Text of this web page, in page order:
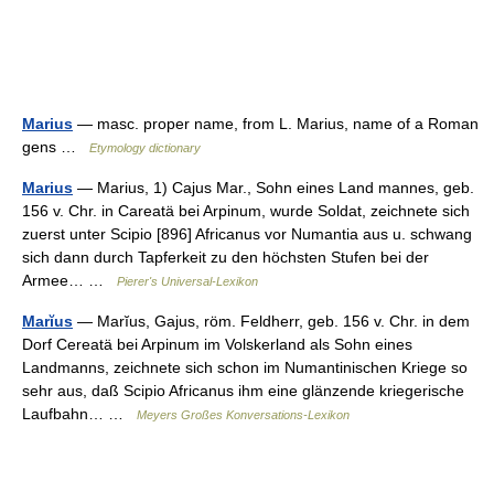
Marius — masc. proper name, from L. Marius, name of a Roman
gens …
Etymology dictionary
Marius — Marius, 1) Cajus Mar., Sohn eines Land mannes, geb.
156 v. Chr. in Careatä bei Arpinum, wurde Soldat, zeichnete sich
zuerst unter Scipio [896] Africanus vor Numantia aus u. schwang
sich dann durch Tapferkeit zu den höchsten Stufen bei der
Armee… …
Pierer's Universal-Lexikon
Marĭus — Marĭus, Gajus, röm. Feldherr, geb. 156 v. Chr. in dem
Dorf Cereatä bei Arpinum im Volskerland als Sohn eines
Landmanns, zeichnete sich schon im Numantinischen Kriege so
sehr aus, daß Scipio Africanus ihm eine glänzende kriegerische
Laufbahn… …
Meyers Großes Konversations-Lexikon